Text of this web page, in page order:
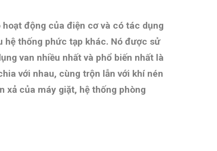
động của điện cơ và có tác dụng
hệ thống phức tạp khác. Nó được sử
van nhiều nhất và phổ biến nhất là
với nhau, cùng trộn lẫn với khí nén
xả của máy giặt, hệ thống phòng